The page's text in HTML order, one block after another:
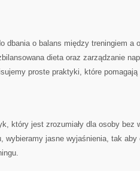
dbania o balans między treningiem a
dieta oraz zarządzanie
proste praktyki, które
który jest zrozumiały dla osoby bez
wybieramy jasne wyjaśnienia, tak aby